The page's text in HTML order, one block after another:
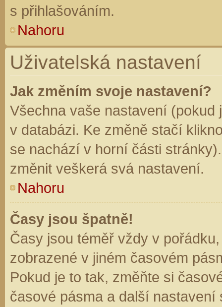
s přihlašováním.
Nahoru
Uživatelská nastavení
Jak změním svoje nastavení?
Všechna vaše nastavení (pokud
v databázi. Ke změně stačí
se nachází v horní části
změnit veškerá svá nastavení.
Nahoru
Časy jsou špatně!
Časy jsou téměř vždy v
zobrazené v jiném časovém
Pokud je to tak, změňte si
časové pásma a další